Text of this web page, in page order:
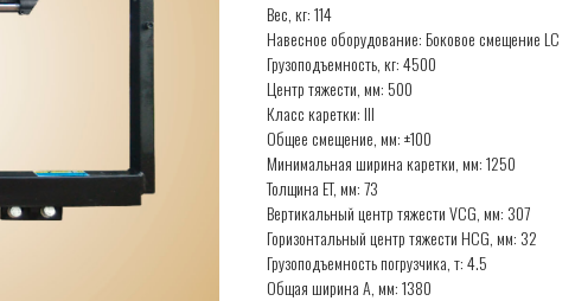
Вес, кг: 114
Навесное оборудование: Боковое смещение LC
Грузоподъемность, кг: 4500
Центр тяжести, мм: 500
Класс каретки: III
Общее смещение, мм: ±100
Минимальная ширина каретки, мм: 1250
Толщина ET, мм: 73
Вертикальный центр тяжести VCG, мм: 307
Горизонтальный центр тяжести HCG, мм: 32
Грузоподъемность погрузчика, т: 4.5
Общая ширина A, мм: 1380